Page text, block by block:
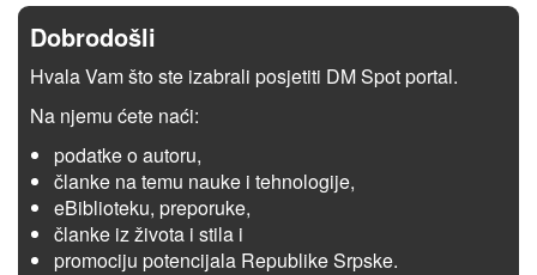
Dobrodošli
Hvala Vam što ste izabrali posjetiti DM Spot portal.
Na njemu ćete naći:
podatke o autoru,
članke na temu nauke i tehnologije,
eBiblioteku, preporuke,
članke iz života i stila i
promociju potencijala Republike Srpske.